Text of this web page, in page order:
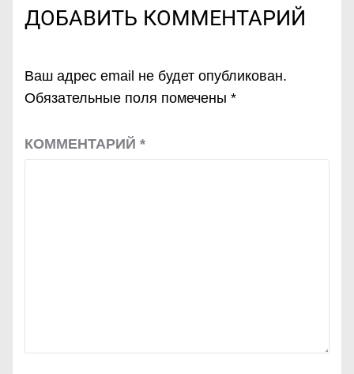
ДОБАВИТЬ КОММЕНТАРИЙ
Ваш адрес email не будет опубликован.
Обязательные поля помечены *
КОММЕНТАРИЙ *